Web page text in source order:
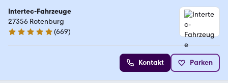
Intertec-Fahrzeuge
27356 Rotenburg
4.9 Sterne
(669)
Kontakt Parken